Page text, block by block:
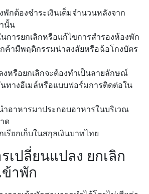
พักต้องชำระเงินเต็มจำนวนหลังจาก
นั้น
การยกเลิกหรือแก้ไขการสำรองห้องพัก
ค้ามีพฤติกรรมน่าสงสัยหรือฉ้อโกงบัตร
งหรือยกเลิกจะต้องทำเป็นลายลักษณ์
ทางอีเมล์หรือแบบฟอร์มการติดต่อใน
อาหารมาประกอบอาหารในบริเวณ
ด
รียกเก็บในสกุลเงินบาทไทย
เปลี่ยนแปลง ยกเลิก
ข้าพัก